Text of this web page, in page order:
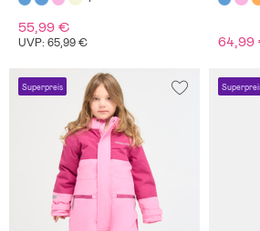
55,99 €
UVP: 65,99 € 64,99
Superpreis